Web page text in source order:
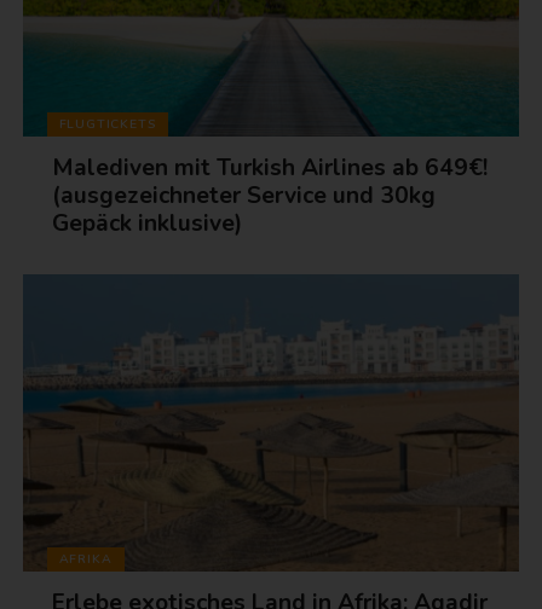
FLUGTICKETS
Malediven mit Turkish Airlines ab 649€!
(ausgezeichneter Service und 30kg
Gepäck inklusive)
AFRIKA